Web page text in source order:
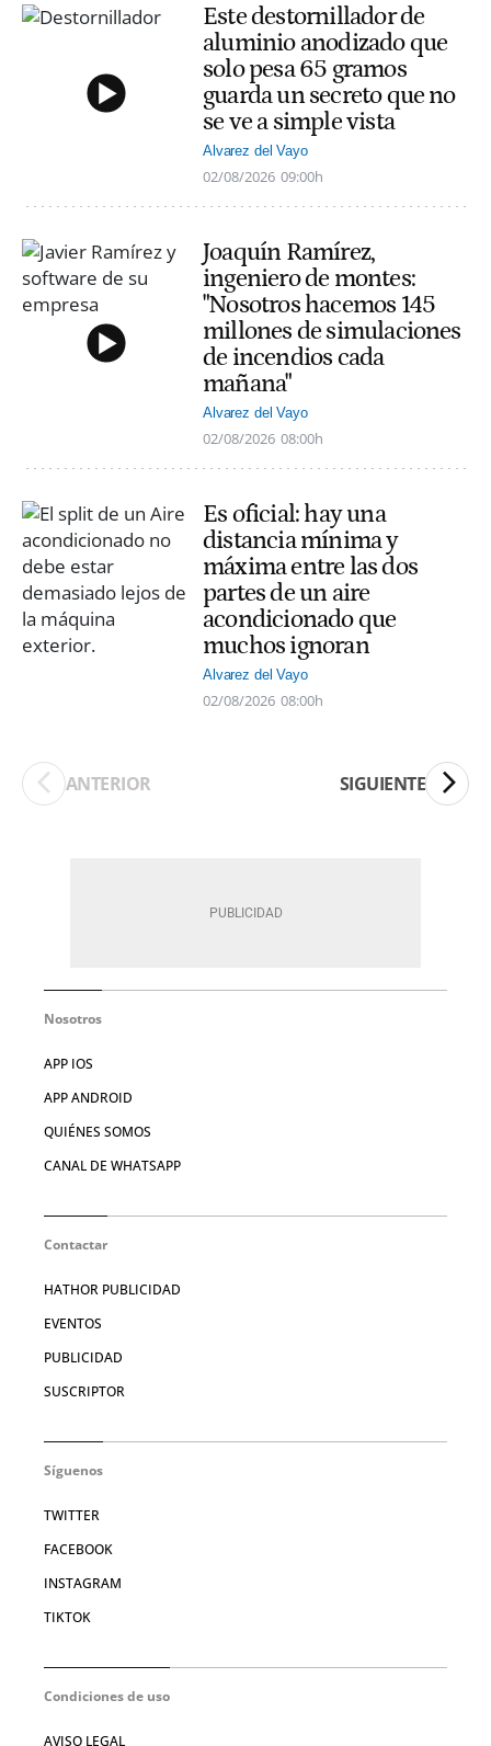
Este destornillador de
aluminio anodizado que
solo pesa 65 gramos
guarda un secreto que no
se ve a simple vista
Alvarez del Vayo
02/08/2026 09:00h
Joaquín Ramírez,
ingeniero de montes:
"Nosotros hacemos 145
millones de simulaciones
de incendios cada
mañana"
Alvarez del Vayo
02/08/2026 08:00h
Es oficial: hay una
distancia mínima y
máxima entre las dos
partes de un aire
acondicionado que
muchos ignoran
Alvarez del Vayo
02/08/2026 08:00h
ANTERIOR SIGUIENTE
Nosotros
APP IOS
APP ANDROID
QUIÉNES SOMOS
CANAL DE WHATSAPP
Contactar
HATHOR PUBLICIDAD
EVENTOS
PUBLICIDAD
SUSCRIPTOR
Síguenos
TWITTER
FACEBOOK
INSTAGRAM
TIKTOK
Condiciones de uso
AVISO LEGAL